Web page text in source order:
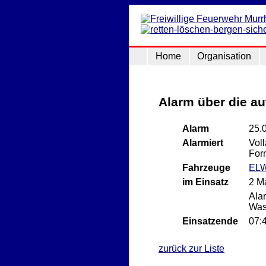
Home Organisation
Alarm über die
Alarm
Alarmiert
Fahrzeuge
im Einsatz
2
Einsatzende
zurück zur Liste